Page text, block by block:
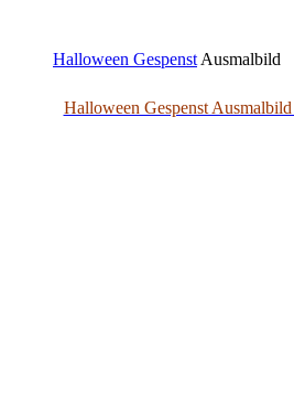
Halloween Gespenst Ausmalbild
Halloween Gespenst